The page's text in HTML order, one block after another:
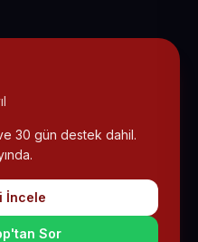
30 gün destek dahil.
İncele
Sor